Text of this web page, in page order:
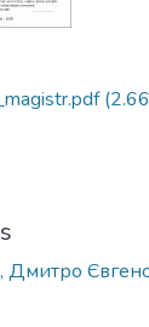
Дмитро